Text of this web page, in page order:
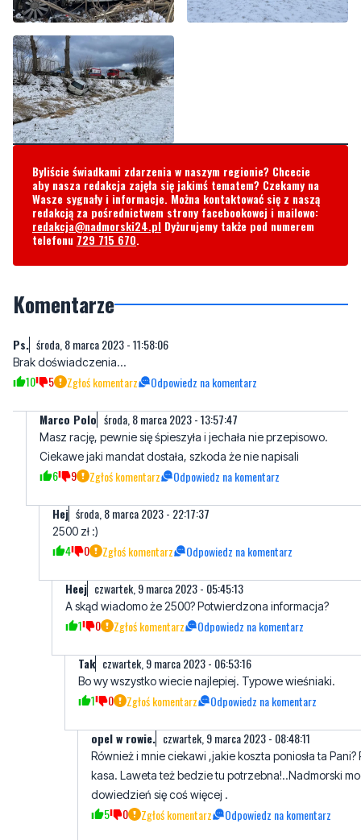
Byliście świadkami zdarzenia w naszym regionie? Chcecie
aby nasza redakcja zajęła się jakimś tematem? Czekamy na
Wasze sygnały i informacje. Można kontaktować się z naszą
redakcja@nadmorski24.plDyżurujemy także pod numerem
telefonu729 715 670.
Komentarze
Brak doświadczenia...
Marco Polo środa, 8 marca 2023 - 13:57:47
Masz rację, pewnie się śpieszyła i jechała nie przepisowo.
6 9 Zgłoś komentarz Odpowiedz na komentarz
Hej środa, 8 marca 2023 - 22:17:37
2500 zł :)
Heej czwartek, 9 marca 2023 - 05:45:13
A skąd wiadomo że 2500? Potwierdzona informacja?
Tak czwartek, 9 marca 2023 - 06:53:16
Bo wy wszystko wiecie najlepiej. Typowe wieśniaki.
opel w rowie. czwartek, 9 marca 2023 - 08:48:11
Również i mnie ciekawi ,jakie koszta poniosła ta Pani?
dowiedzień się coś więcej .
5 0 Zgłoś komentarz Odpowiedz na komentarz
Dokładnie czwartek, 9 marca 2023 - 09:15:23
Nadmorski24 a co ze stanem zdrowia dziecka i